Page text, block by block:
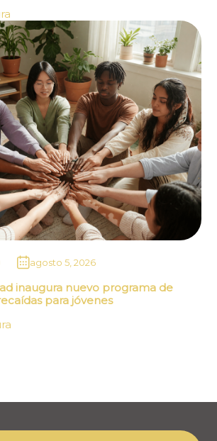
agosto 5, 2026
inaugura nuevo programa de
para jóvenes